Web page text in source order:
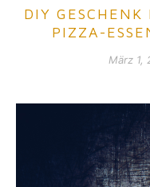
DIY
PIZZA-
März 1,